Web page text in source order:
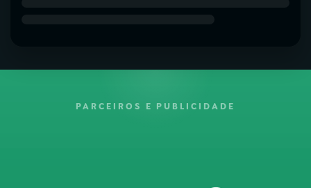
PARCEIROS E PUBLICIDADE